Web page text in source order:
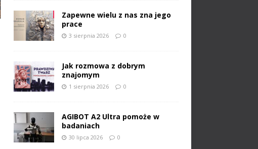
Zapewne wielu z nas zna jego
prace
3 sierpnia 2026 0
Jak rozmowa z dobrym
znajomym
1 sierpnia 2026 0
AGIBOT A2 Ultra pomoże w
badaniach
30 lipca 2026 0